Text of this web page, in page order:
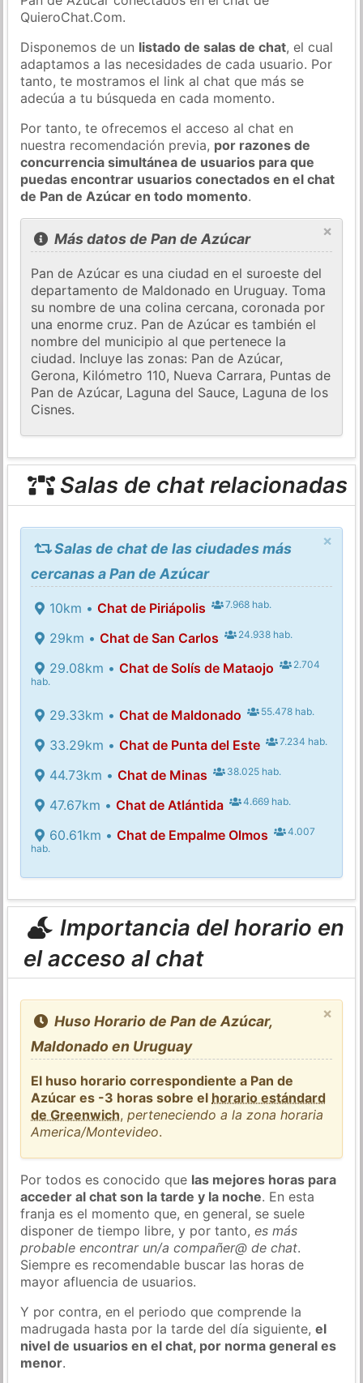
QuieroChat.Com.
Disponemos de un listado de salas de chat, el cual
adaptamos a las necesidades de cada usuario. Por
tanto, te mostramos el link al chat que más se
adecúa a tu búsqueda en cada momento.
Por tanto, te ofrecemos el acceso al chat en
nuestra recomendación previa, por razones de
concurrencia simultánea de usuarios para que
puedas encontrar usuarios conectados en el chat
de Pan de Azúcar en todo momento.
×
Más datos de Pan de Azúcar
Pan de Azúcar es una ciudad en el suroeste del
departamento de Maldonado en Uruguay. Toma
su nombre de una colina cercana, coronada por
una enorme cruz. Pan de Azúcar es también el
nombre del municipio al que pertenece la
ciudad. Incluye las zonas: Pan de Azúcar,
Gerona, Kilómetro 110, Nueva Carrara, Puntas de
Pan de Azúcar, Laguna del Sauce, Laguna de los
Cisnes.
Salas de chat relacionadas
×
Salas de chat de las ciudades más
cercanas a Pan de Azúcar
10km • Chat de Piriápolis 7.968 hab.
29km • Chat de San Carlos 24.938 hab.
29.08km • Chat de Solís de Mataojo
2.704
hab.
29.33km • Chat de Maldonado 55.478 hab.
33.29km • Chat de Punta del Este 7.234 hab.
44.73km • Chat de Minas 38.025 hab.
47.67km • Chat de Atlántida 4.669 hab.
60.61km • Chat de Empalme Olmos
4.007
hab.
Importancia del horario en
el acceso al chat
×
Huso Horario de Pan de Azúcar,
Maldonado en Uruguay
El huso horario correspondiente a Pan de
Azúcar es -3 horas sobre el horario estándard
de Greenwich,perteneciendo a la zona horaria
America/Montevideo.
Por todos es conocido que las mejores horas para
acceder al chat son la tarde y la noche. En esta
franja es el momento que, en general, se suele
disponer de tiempo libre, y por tanto,es más
probable encontrar un/a compañer@ de chat.
Siempre es recomendable buscar las horas de
mayor afluencia de usuarios.
Y por contra, en el periodo que comprende la
madrugada hasta por la tarde del día siguiente,el
nivel de usuarios en el chat, por norma general es
menor.